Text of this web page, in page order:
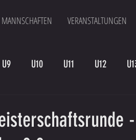
MANNSCHAFTEN VERANSTALTUNGEN
U9 U10 U11 U12